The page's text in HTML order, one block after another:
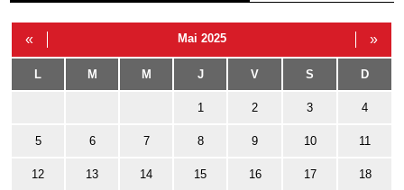
« Mai 2025 »
L M M J V S D
1 2 3 4
5 6 7 8 9 10 11
12 13 14 15 16 17 18